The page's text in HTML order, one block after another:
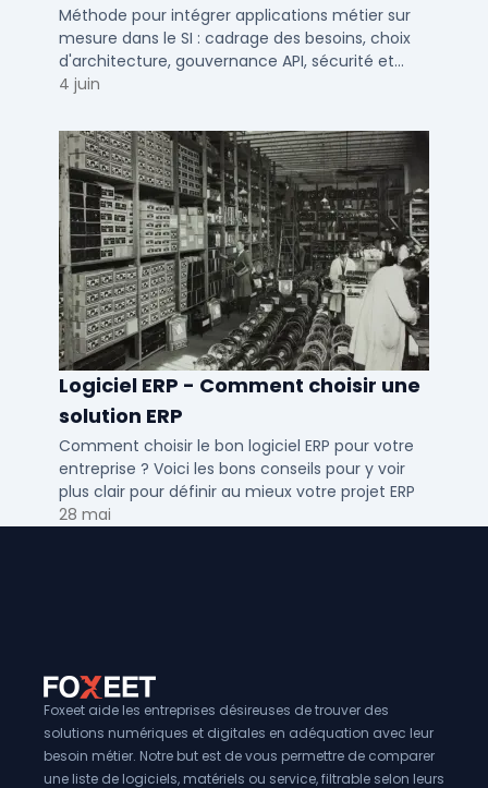
SI ?
Méthode pour intégrer applications métier sur
mesure dans le SI : cadrage des besoins, choix
d'architecture, gouvernance API, sécurité et
conduite du changement.
4 juin
Logiciel ERP - Comment choisir une
solution ERP
Comment choisir le bon logiciel ERP pour votre
entreprise ? Voici les bons conseils pour y voir
plus clair pour définir au mieux votre projet ERP
28 mai
Foxeet aide les entreprises désireuses de trouver des
solutions numériques et digitales en adéquation avec leur
besoin métier. Notre but est de vous permettre de comparer
une liste de logiciels, matériels ou service, filtrable selon leurs